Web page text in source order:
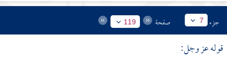
جزء 7 صفحة 119
قوله عز وجل: